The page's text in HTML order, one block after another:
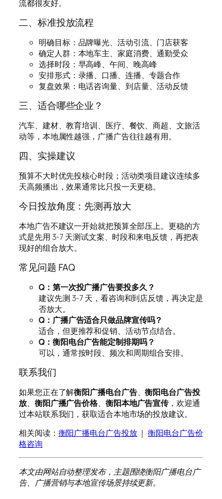
流都很友好。
二、标准投放流程
明确目标：品牌曝光、活动引流、门店获客
确定人群：本地车主、家庭消费、通勤受众
选择时段：早高峰、午间、晚高峰
安排形式：录播、口播、连播、专题合作
复盘效果：电话咨询量、到店量、活动反馈
三、适合哪些企业？
汽车、建材、教育培训、医疗、餐饮、商超、文旅活
动等，本地属性越强，广播广告往往越有用。
四、实操建议
预算不大时优先投核心时段；活动类项目建议连续多
天高频播出，效果通常比只投一天更稳。
今日投放角度：先测再放大
本地广告不建议一开始就把预算全部压上。更稳的方
式是先用 3-7 天测试文案、时段和来电反馈，再把表
现好的组合放大。
常见问题 FAQ
Q：第一次投广播广告要投多久？
建议先测 3-7 天，看咨询和到店反馈，再决定是
否放大。
Q：广播广告适合只做品牌宣传吗？
适合，但更推荐和促销、活动节点结合。
Q：衡阳电台广告能定制排期吗？
可以，通常按时段、频次和周期组合安排。
联系我们
如果您正在了解衡阳广播电台广告、衡阳电台广告投
放、 衡阳广播广告价格、 衡阳本地广告宣传，欢迎通
过本站联系我们，获取适合本地市场的投放建议。
相关阅读： 衡阳广播电台广告投放｜衡阳电台广告价
格咨询
本文由网站自动整理发布，主题围绕衡阳广播电台广
告、广播营销与本地宣传场景持续更新。